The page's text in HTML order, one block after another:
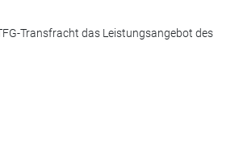
Transfracht das Leistungsangebot des